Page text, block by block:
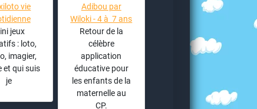
vie
jeux
: loto,
imagier,
et qui suis
je
Adibou par
Wiloki - 4 à 7 ans
Retour de la
célèbre
application
éducative pour
les enfants de la
maternelle au
CP.